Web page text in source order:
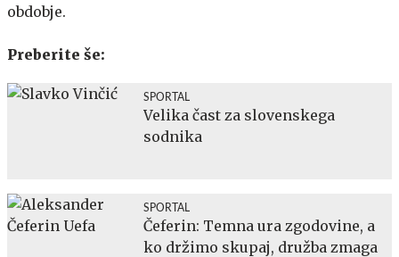
obdobje.
Preberite še:
SPORTAL
Velika čast za slovenskega
sodnika
SPORTAL
Čeferin: Temna ura zgodovine, a
ko držimo skupaj, družba zmaga